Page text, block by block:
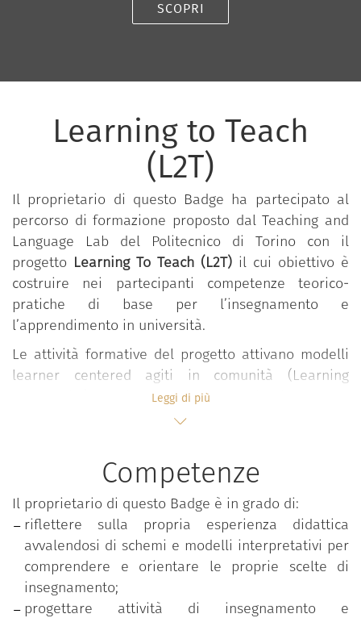
SCOPRI
Learning to Teach
(L2T)
Il proprietario di questo Badge ha partecipato al
percorso di formazione proposto dal Teaching and
Language Lab del Politecnico di Torino con il
progetto Learning To Teach (L2T) il cui obiettivo è
costruire nei partecipanti competenze teorico-
pratiche di base per l’insegnamento e
l’apprendimento in università.
Le attività formative del progetto attivano modelli
learner centered agiti in comunità (Learning
Community) all’interno dei quali, in forma
interdisciplinare e partecipativa, si sviluppano
valori, approcci, esperienze e pratiche didattiche
valorizzando l’apporto attivo degli studenti.
Il percorso si snoda in ambienti flipped e si sviluppa
in forma modulare attraverso seminari, lezioni e
workshop condotti in co-teaching da docenti
esperti.
Le tematiche affrontate riguardano:
Leggi di più
Competenze
Il proprietario di questo Badge è in grado di:
riflettere sulla propria esperienza didattica
avvalendosi di schemi e modelli interpretativi per
comprendere e orientare le proprie scelte di
insegnamento;
progettare attività di insegnamento e